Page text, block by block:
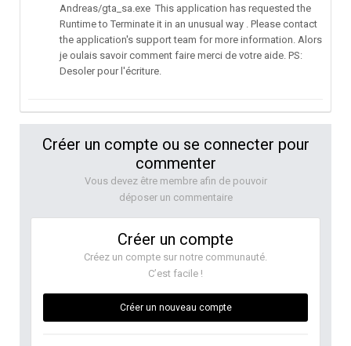
Andreas/gta_sa.exe This application has requested the
Runtime to Terminate it in an unusual way . Please contact
the application's support team for more information. Alors
je oulais savoir comment faire merci de votre aide. PS:
Desoler pour l'écriture.
Créer un compte ou se connecter pour
commenter
Vous devez être membre afin de pouvoir
déposer un commentaire
Créer un compte
Créez un compte sur notre communauté.
C’est facile !
Créer un nouveau compte